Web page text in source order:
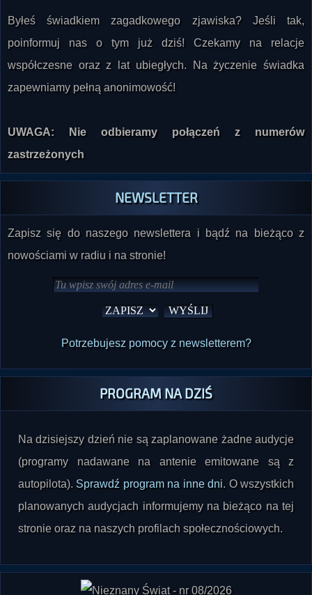
poinformuj nas o tym już dziś! Czekamy na relacje
współczesne oraz z lat ubiegłych. Na życzenie świadka
zapewniamy pełną anonimowość!
zastrzeżonych
NEWSLETTER
Zapisz się do naszego newslettera i bądź na bieżąco z
nowościami w radiu i na stronie!
Potrzebujesz pomocy z newsletterem?
PROGRAM NA DZIŚ
Na dzisiejszy dzień nie są zaplanowane żadne audycje
(programy nadawane na antenie emitowane są z
autopilota).
Sprawdź program na inne dni. O wszystkich
planowanych audycjach informujemy na bieżąco na tej
stronie oraz na naszych profilach społecznościowych.